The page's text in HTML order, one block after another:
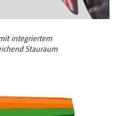
integriertem
Stauraum